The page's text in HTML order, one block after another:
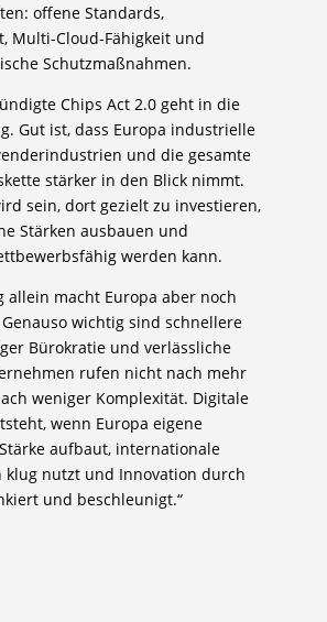
offene Standards,
Multi-Cloud-Fähigkeit und
Schutzmaßnahmen.
Chips Act 2.0 geht in die
Gut ist, dass Europa industrielle
und die gesamte
stärker in den Blick nimmt.
sein, dort gezielt zu investieren,
Stärken ausbauen und
werden kann.
allein macht Europa aber noch
wichtig sind schnellere
Bürokratie und verlässliche
rufen nicht nach mehr
weniger Komplexität. Digitale
wenn Europa eigene
aufbaut, internationale
klug nutzt und Innovation durch
und beschleunigt.“